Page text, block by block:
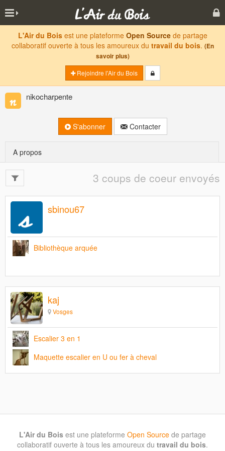
L'Air du Boisest une plateforme Open Sourcede partage
collaboratif ouverte à tous les amoureux du travail du bois. (En
savoir plus)
Rejoindre l'Air du Bois
nikocharpente
S'abonner Contacter
A propos
3 coups de coeur envoyés
sbinou67
Bibliothèque arquée
kaj
Vosges
Escalier 3 en 1
Maquette escalier en U ou fer à cheval
L'Air du Bois est une plateforme Open Source de partage
collaboratif ouverte à tous les amoureux du travail du bois.